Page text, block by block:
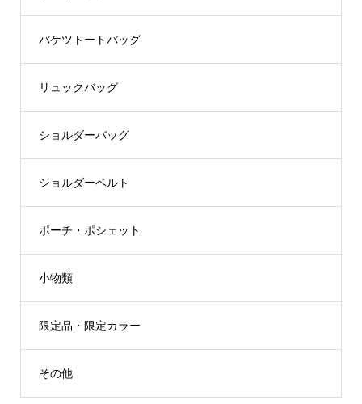
バケツトートバッグ
リュックバッグ
ショルダーバッグ
ショルダーベルト
ポーチ・ポシェット
小物類
限定品・限定カラー
その他